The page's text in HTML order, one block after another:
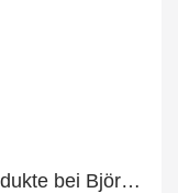
Bis zu 19% Rabatt auf neue Produkte bei Björn Borg